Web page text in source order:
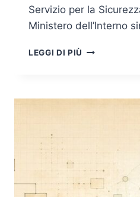
Servizio per la
Ministero dell’Interno
LEGGI DI PIÙ
DENTRO
ITALIANE